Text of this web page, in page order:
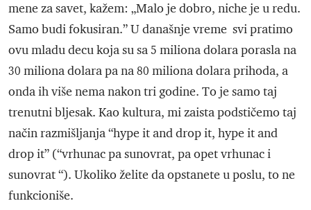
mene za savet, kažem: „Malo je dobro, niche je u redu.
Samo budi fokusiran.” U današnje vreme svi pratimo
ovu mladu decu koja su sa 5 miliona dolara porasla na
30 miliona dolara pa na 80 miliona dolara prihoda, a
onda ih više nema nakon tri godine. To je samo taj
trenutni bljesak. Kao kultura, mi zaista podstičemo taj
način razmišljanja “hype it and drop it, hype it and
drop it” (“vrhunac pa sunovrat, pa opet vrhunac i
sunovrat “). Ukoliko želite da opstanete u poslu, to ne
funkcioniše.